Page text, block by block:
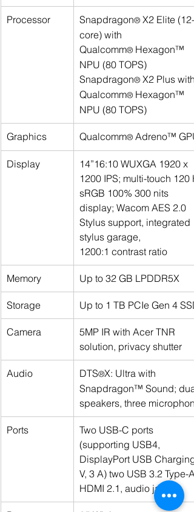
Processor Snapdragon® X2 Elite (12-
core) with
Qualcomm® Hexagon™
NPU (80 TOPS)
Snapdragon® X2 Plus with
Qualcomm® Hexagon™
NPU (80 TOPS)
Graphics Qualcomm® Adreno™ GPU
Display
14”16:10 WUXGA 1920 x
1200 IPS; multi-touch 120
sRGB 100% 300 nits
display; Wacom AES 2.0
Stylus support, integrated
stylus garage,
1200:1 contrast ratio
Memory Up to 32 GB LPDDR5X
Storage Up to 1 TB PCIe Gen 4 SSD
Camera
5MP IR with Acer TNR
solution, privacy shutter
Audio DTS®X: Ultra with
Snapdragon™ Sound; dual
speakers, three
Ports
Two USB-C ports
(supporting USB4,
DisplayPort USB
V, 3 A) two USB 3.2 Type-A,
HDMI 2.1, audio jack